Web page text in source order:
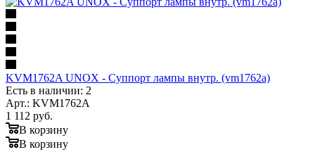
KVM1762A UNOX - Суппорт лампы внутр. (vm1762a)
Есть в наличии: 2
Арт.: KVM1762A
1 112 руб.
В корзину
В корзину